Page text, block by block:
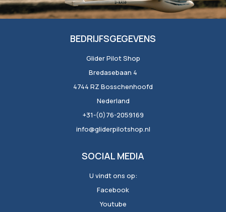
BEDRIJFSGEGEVENS
Glider Pilot Shop
Bredasebaan 4
4744 RZ Bosschenhoofd
Nederland
+31-(0)76-2059169
info@gliderpilotshop.nl
SOCIAL MEDIA
U vindt ons op:
Facebook
Youtube